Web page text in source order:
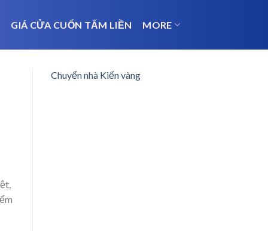
GIÁ CỬA CUỐN TẤM LIỀN MORE
Chuyển nhà Kiến vàng